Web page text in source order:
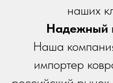
наших
Надежный
Наша
импортер